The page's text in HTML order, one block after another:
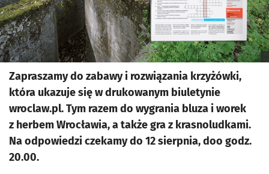
Zapraszamy do zabawy i rozwiązania krzyżówki,
która ukazuje się w drukowanym biuletynie
wroclaw.pl. Tym razem do wygrania bluza i worek
z herbem Wrocławia, a także gra z krasnoludkami.
Na odpowiedzi czekamy do 12 sierpnia, doo godz.
20.00.